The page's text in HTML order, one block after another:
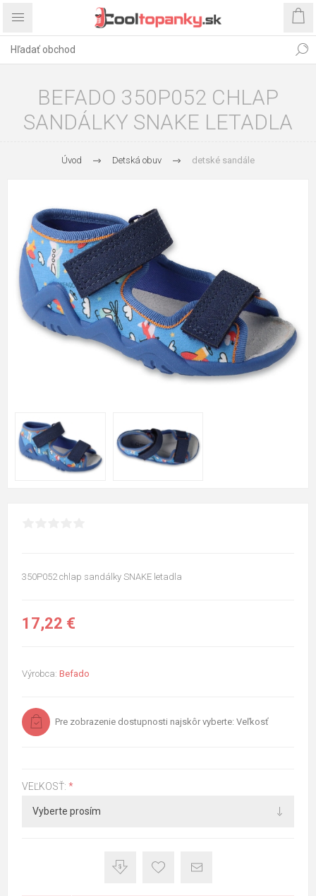
BEFADO 350P052 CHLAP
SANDÁLKY SNAKE LETADLA
Úvod Detská obuv detské sandále
350P052 chlap sandálky SNAKE letadla
17,22 €
Výrobca: Befado
Pre zobrazenie dostupnosti najskôr vyberte: Veľkosť
VEĽKOSŤ: *